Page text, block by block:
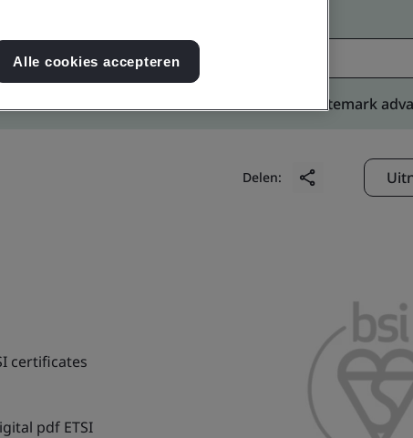
Kitemark
Delen:
certificates
pdf ETSI
Alle cookies accepteren